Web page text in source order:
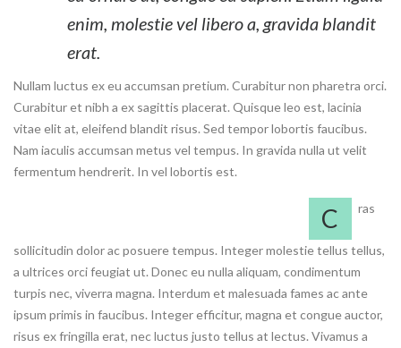
enim, molestie vel libero a, gravida blandit
erat.
Nullam luctus ex eu accumsan pretium. Curabitur non pharetra orci.
Curabitur et nibh a ex sagittis placerat. Quisque leo est, lacinia
vitae elit at, eleifend blandit risus. Sed tempor lobortis faucibus.
Nam iaculis accumsan metus vel tempus. In gravida nulla ut velit
fermentum hendrerit. In vel lobortis est.
C ras
sollicitudin dolor ac posuere tempus. Integer molestie tellus tellus,
a ultrices orci feugiat ut. Donec eu nulla aliquam, condimentum
turpis nec, viverra magna. Interdum et malesuada fames ac ante
ipsum primis in faucibus. Integer efficitur, magna et congue auctor,
risus ex fringilla erat, nec luctus justo tellus at lectus. Vivamus a